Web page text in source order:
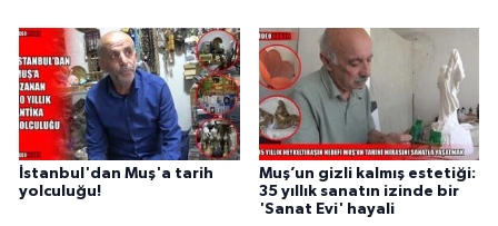
İstanbul'dan Muş'a tarih
yolculuğu!
Muş’un gizli kalmış estetiği:
35 yıllık sanatın izinde bir
'Sanat Evi' hayali